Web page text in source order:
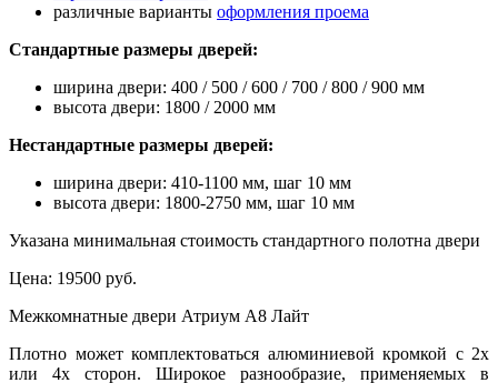
различные варианты оформления проема
Стандартные размеры дверей:
ширина двери: 400 / 500 / 600 / 700 / 800 / 900 мм
высота двери: 1800 / 2000 мм
Нестандартные размеры дверей:
ширина двери: 410-1100 мм, шаг 10 мм
высота двери: 1800-2750 мм, шаг 10 мм
Указана минимальная стоимость стандартного полотна двери
Цена: 19500 руб.
Межкомнатные двери Атриум А8 Лайт
Плотно может комплектоваться алюминиевой кромкой с 2х
или 4х сторон. Широкое разнообразие, применяемых в